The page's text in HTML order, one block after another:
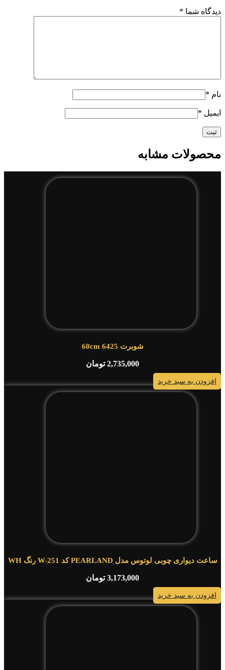
دیدگاه شما *
نام *
ایمیل *
محصولات مشابه
شوبرت 6425 60cm
2,735,000 تومان
افزودن به سبد خرید
ساعت دیواری چوبی لوتوس مدل PEARLAND کد W-251 رنگ WH
3,173,000 تومان
افزودن به سبد خرید